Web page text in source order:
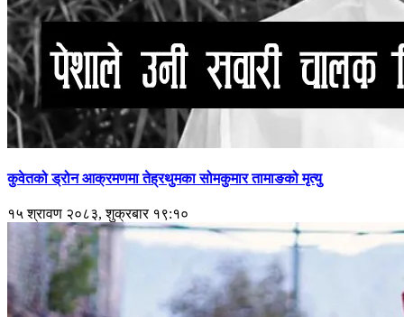
कुवेतको ड्रोन आक्रमणमा तेह्रथुमका सोमकुमार तामाङको मृत्यु
१५ श्रावण २०८३, शुक्रबार १९:१०